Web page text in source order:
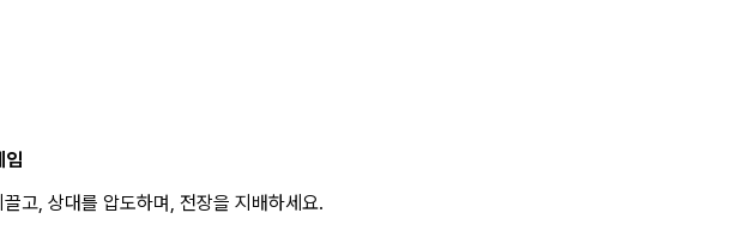
임
고, 상대를 압도하며, 전장을 지배하세요.